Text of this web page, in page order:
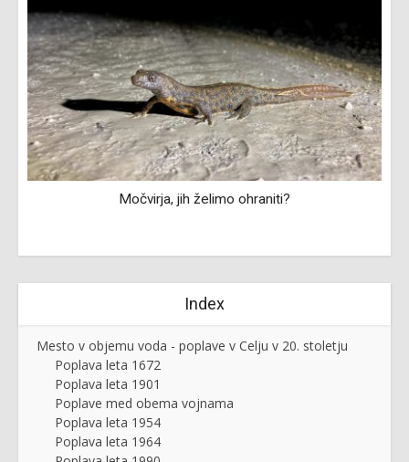
Močvirja, jih želimo ohraniti?
Index
Mesto v objemu voda - poplave v Celju v 20. stoletju
Poplava leta 1672
Poplava leta 1901
Poplave med obema vojnama
Poplava leta 1954
Poplava leta 1964